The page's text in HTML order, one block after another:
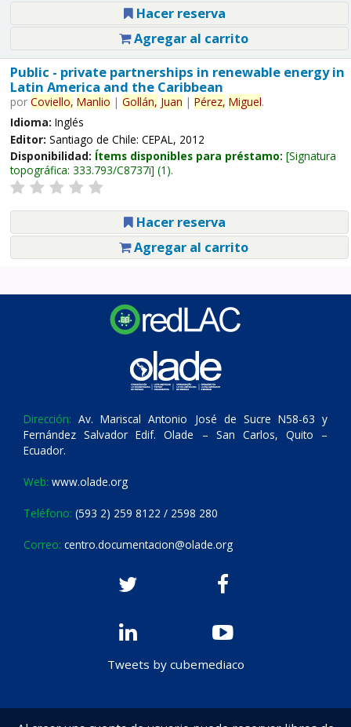
Hacer reserva
Agregar al carrito
Public - private partnerships in renewable energy in
Latin America and the Caribbean
por Coviello, Manlio | Gollán, Juan | Pérez, Miguel.
Idioma: Inglés
Editor: Santiago de Chile: CEPAL, 2012
Disponibilidad: Ítems disponibles para préstamo: Signatura
topográfica: 333.793/C8737i (1).
Hacer reserva
Agregar al carrito
Dirección: Av. Mariscal Antonio José de Sucre N58-63 y
Fernández Salvador Edif. Olade – San Carlos, Quito –
Ecuador.
Web: www.olade.org
Teléfono: (593 2) 259 8122 / 2598 280
Correo: centro.documentacion@olade.org
Tweets by cubemediaco